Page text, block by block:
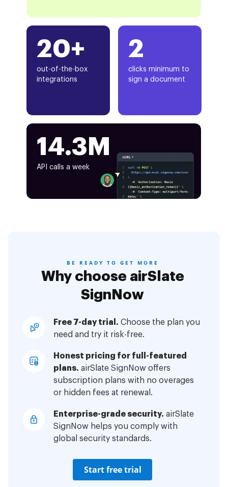
20+
out-of-the-box
integrations
2
clicks minimum to
sign a document
14.3M
API calls a week
BE READY TO GET MORE
Why choose airSlate
SignNow
Free 7-day trial. Choose the plan you
need and try it risk-free.
Honest pricing for full-featured
plans. airSlate SignNow offers
subscription plans with no overages
or hidden fees at renewal.
Enterprise-grade security. airSlate
SignNow helps you comply with
global security standards.
Start free trial